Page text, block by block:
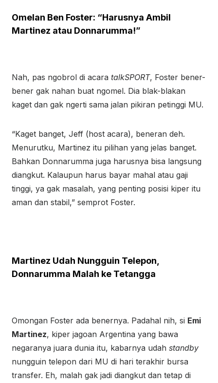
Omelan Ben Foster: “Harusnya Ambil
Martinez atau Donnarumma!”
Nah, pas ngobrol di acara talkSPORT, Foster bener-
bener gak nahan buat ngomel. Dia blak-blakan
kaget dan gak ngerti sama jalan pikiran petinggi MU.
“Kaget banget, Jeff (host acara), beneran deh.
Menurutku, Martinez itu pilihan yang jelas banget.
Bahkan Donnarumma juga harusnya bisa langsung
diangkut. Kalaupun harus bayar mahal atau gaji
tinggi, ya gak masalah, yang penting posisi kiper itu
aman dan stabil,” semprot Foster.
Martinez Udah Nungguin Telepon,
Donnarumma Malah ke Tetangga
Omongan Foster ada benernya. Padahal nih, si Emi
Martinez, N
a
g
a
kiper jagoan Argentina yang bawa
negaranya juara dunia itu, kabarnya udah standby
nungguin telepon dari MU di hari terakhir bursa
transfer. Eh, malah gak jadi diangkut dan tetap di